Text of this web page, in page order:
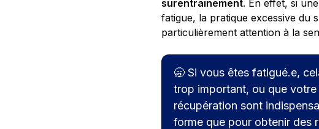
surentrainement. En effet, si
fatigue, la pratique excessive du
particulièrement attention à la
🥱 Si vous êtes fatigué.e,
trop important, ou que
récupération sont
forme que pour obtenir des